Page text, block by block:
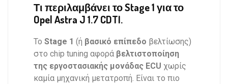
Τι περιλαμβάνει το Stage 1 για το
Opel Astra J 1.7 CDTI.
Το Stage 1 (ή βασικό επίπεδο βελτίωσης)
στο chip tuning αφορά βελτιστοποίηση
της εργοστασιακής μονάδας ECU χωρίς
καμία μηχανική μετατροπή. Είναι το πιο